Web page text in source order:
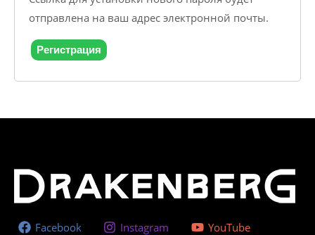
отправлена ​​на ваш адрес электронной почты.
Регистрация
Facebook Instagram YouTube